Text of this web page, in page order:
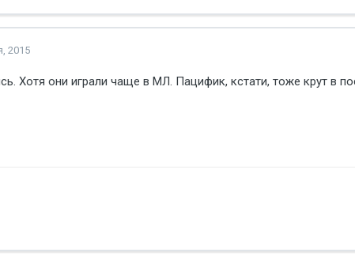
2015
Хотя они играли чаще в МЛ. Пацифик, кстати, тоже крут в